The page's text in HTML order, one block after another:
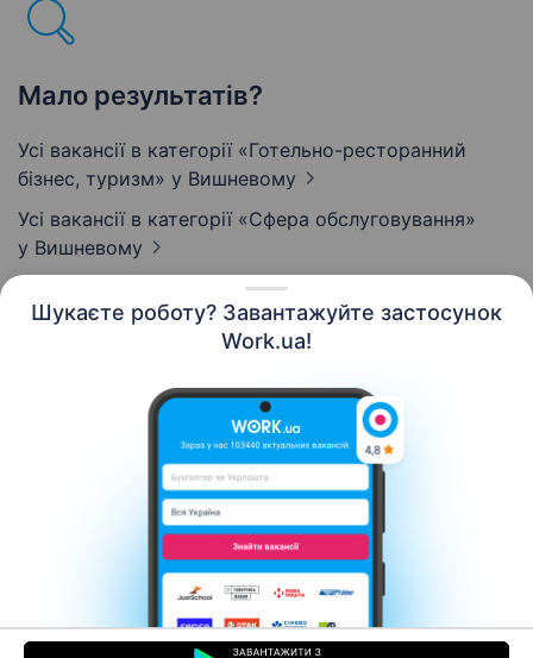
Шукаєте роботу? Завантажуйте застосунок
Work.ua!
Мало результатів?
Усі вакансії в категорії «Готельно-ресторанний
бізнес, туризм» у Вишневому
Усі вакансії в категорії «Сфера обслуговування»
у Вишневому
Контакти Про нас
Кар’єра
Допомога Умови використання